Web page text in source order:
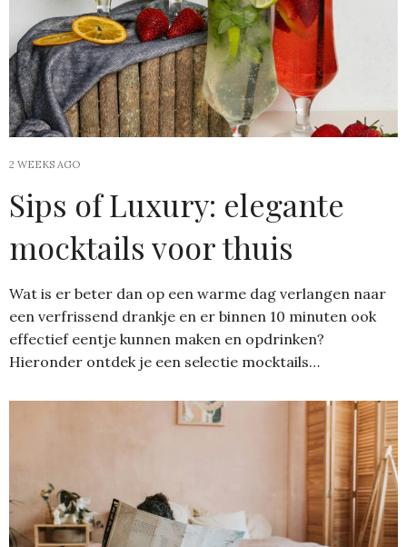
2 WEEKS AGO
Sips of Luxury: elegante
mocktails voor thuis
Wat is er beter dan op een warme dag verlangen naar
een verfrissend drankje en er binnen 10 minuten ook
effectief eentje kunnen maken en opdrinken?
Hieronder ontdek je een selectie mocktails…